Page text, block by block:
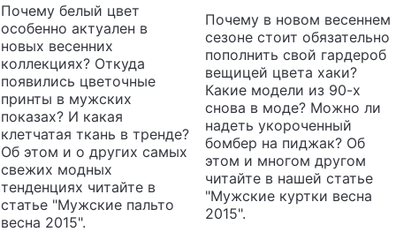
Почему белый цвет
особенно актуален в
новых весенних
коллекциях? Откуда
появились цветочные
принты в мужских
показах? И какая
клетчатая ткань в тренде?
Об этом и о других самых
свежих модных
тенденциях читайте в
статье "Мужские пальто
весна 2015".
Почему в новом весеннем
сезоне стоит обязательно
пополнить свой гардероб
вещицей цвета хаки?
Какие модели из 90-х
снова в моде? Можно ли
надеть укороченный
бомбер на пиджак? Об
этом и многом другом
читайте в нашей статье
"Мужские куртки весна
2015".